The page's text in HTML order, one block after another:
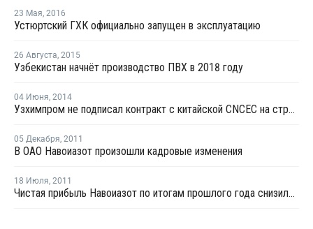
23 Мая, 2016
Устюртский ГХК официально запущен в эксплуатацию
26 Августа, 2015
Узбекистан начнёт производство ПВХ в 2018 году
04 Июня, 2014
Узхимпром не подписал контракт с китайской CNCEC на строительство комплекса ПВХ
05 Декабря, 2011
В ОАО Навоиазот произошли кадровые изменения
18 Июля, 2011
Чистая прибыль Навоиазот по итогам прошлого года снизилась в 2,5 раза